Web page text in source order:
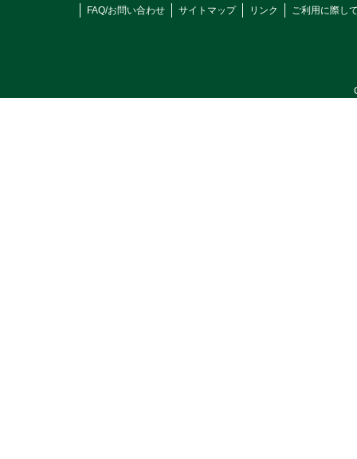
FAQ/お問い合わせ
サイトマップ リンク ご利用に際し